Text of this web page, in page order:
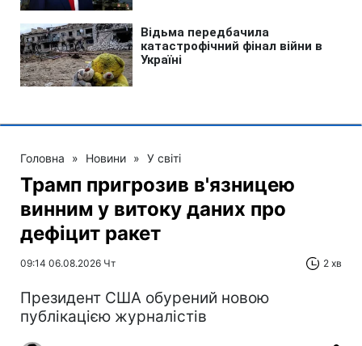
Головна » Новини » У світі
Трамп пригрозив в'язницею
винним у витоку даних про
дефіцит ракет
09:14 06.08.2026 Чт 2 хв
Президент США обурений новою
публікацією журналістів